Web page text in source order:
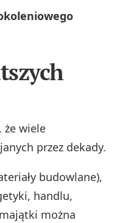
że wiele
przez dekady.
budowlane),
handlu,
można